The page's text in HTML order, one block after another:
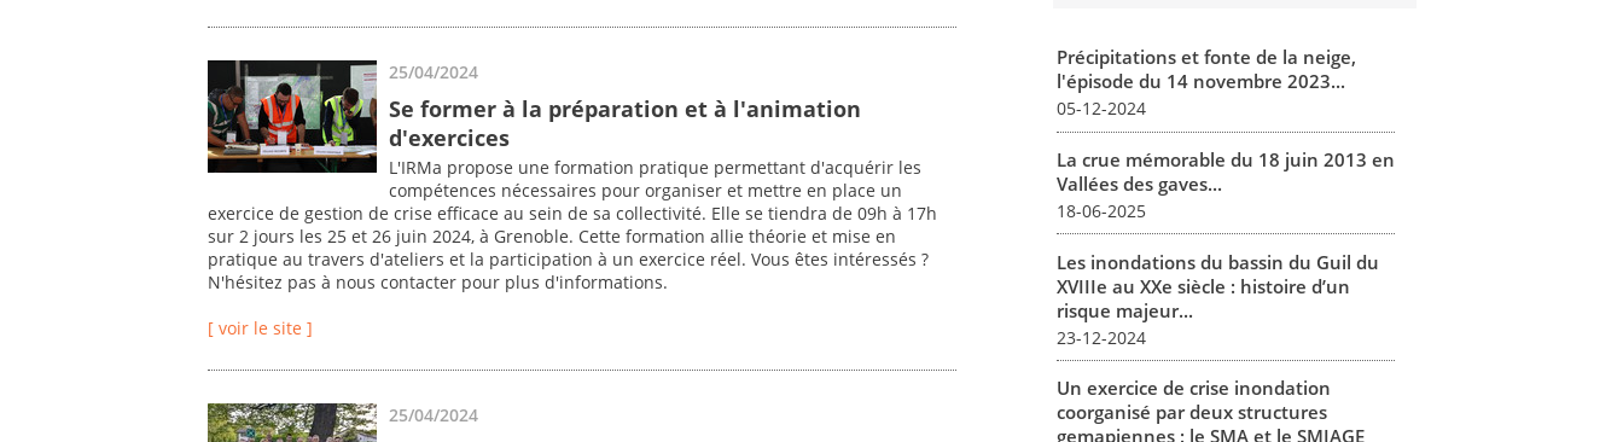
25/04/2024
Se former à la préparation et à l'animation
d'exercices
L'IRMa propose une formation pratique permettant d'acquérir les
compétences nécessaires pour organiser et mettre en place un
exercice de gestion de crise efficace au sein de sa collectivité. Elle se tiendra de 09h à 17h
sur 2 jours les 25 et 26 juin 2024, à Grenoble. Cette formation allie théorie et mise en
pratique au travers d'ateliers et la participation à un exercice réel. Vous êtes intéressés ?
N'hésitez pas à nous contacter pour plus d'informations.
[ voir le site ]
25/04/2024
Précipitations et fonte de la neige,
l'épisode du 14 novembre 2023...
05-12-2024
La crue mémorable du 18 juin 2013 en
Vallées des gaves...
18-06-2025
Les inondations du bassin du Guil du
XVIIIe au XXe siècle : histoire d’un
risque majeur...
23-12-2024
Un exercice de crise inondation
coorganisé par deux structures
gemapiennes : le SMA et le SMIAGE